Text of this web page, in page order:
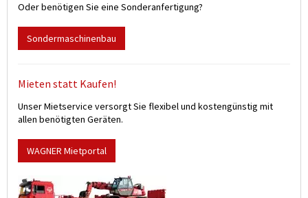
Oder benötigen Sie eine Sonderanfertigung?
Sondermaschinenbau
Mieten statt Kaufen!
Unser Mietservice versorgt Sie flexibel und kostengünstig mit
allen benötigten Geräten.
WAGNER Mietportal